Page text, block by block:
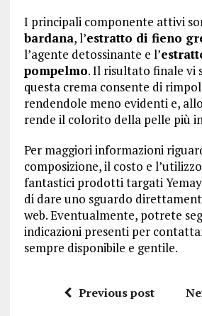
I principali componente attivi
bardana, l’estratto di fieno
l’agente detossinante e l’
pompelmo. Il risultato finale vi
questa crema consente di
rendendole meno evidenti e,
rende il colorito della pelle più
Per maggiori informazioni
composizione, il costo e
fantastici prodotti targati
di dare uno sguardo
web. Eventualmente, potrete
indicazioni presenti per
sempre disponibile e gentile.
Previous post